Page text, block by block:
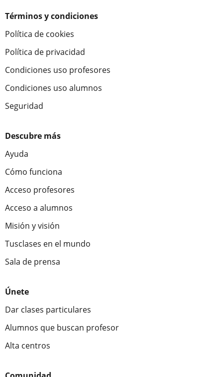
Términos y condiciones
Política de cookies
Política de privacidad
Condiciones uso profesores
Condiciones uso alumnos
Seguridad
Descubre más
Ayuda
Cómo funciona
Acceso profesores
Acceso a alumnos
Misión y visión
Tusclases en el mundo
Sala de prensa
Únete
Dar clases particulares
Alumnos que buscan profesor
Alta centros